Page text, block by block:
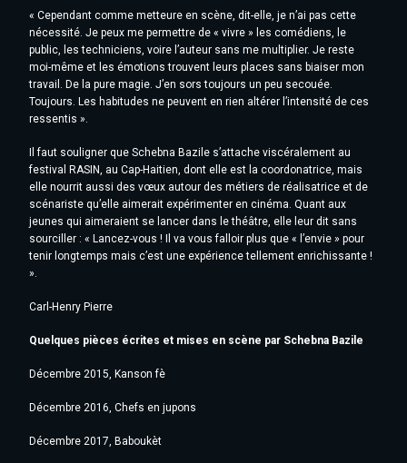
« Cependant comme metteure en scène, dit-elle, je n’ai pas cette
nécessité. Je peux me permettre de « vivre » les comédiens, le
public, les techniciens, voire l’auteur sans me multiplier. Je reste
moi-même et les émotions trouvent leurs places sans biaiser mon
travail. De la pure magie. J’en sors toujours un peu secouée.
Toujours. Les habitudes ne peuvent en rien altérer l’intensité de ces
ressentis ».
Il faut souligner que Schebna Bazile s’attache viscéralement au
festival RASIN, au Cap-Haitien, dont elle est la coordonatrice, mais
elle nourrit aussi des vœux autour des métiers de réalisatrice et de
scénariste qu’elle aimerait expérimenter en cinéma. Quant aux
jeunes qui aimeraient se lancer dans le théâtre, elle leur dit sans
sourciller : « Lancez-vous ! Il va vous falloir plus que « l’envie » pour
tenir longtemps mais c’est une expérience tellement enrichissante !
».
Carl-Henry Pierre
Quelques pièces écrites et mises en scène par Schebna Bazile
Décembre 2015, Kanson fè
Décembre 2016, Chefs en jupons
Décembre 2017, Baboukèt